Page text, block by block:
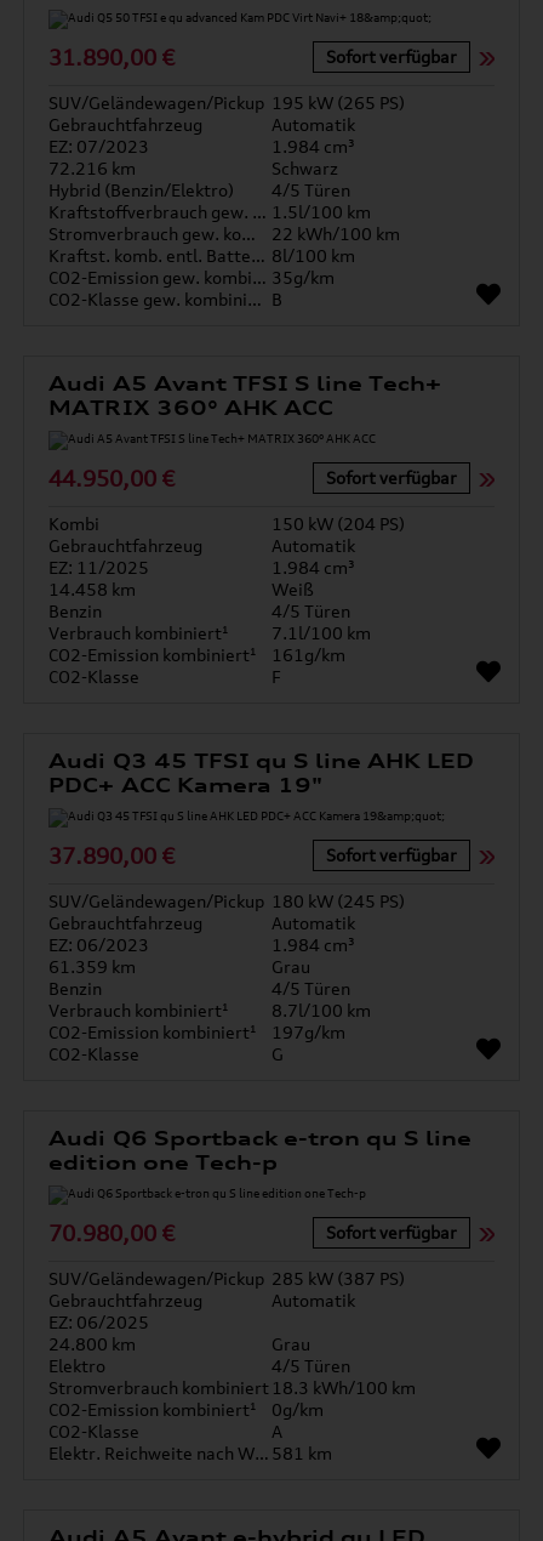
31.890,00 € Sofort verfügbar
SUV/Geländewagen/Pickup 195 kW (265 PS)
Gebrauchtfahrzeug
Automatik
EZ: 07/2023
1.984 cm³
72.216 km
Schwarz
Hybrid (Benzin/Elektro)
4/5 Türen
Kraftstoffverbrauch gew. kombiniert 1.5l/100 km
Stromverbrauch gew. kombiniert
22 kWh/100 km
Kraftst. komb. entl. Batterie 8l/100 km
CO2-Emission gew. kombiniert 35g/km
CO2-Klasse gew. kombiniert B
Audi A5 Avant TFSI S line Tech+
MATRIX 360° AHK ACC
44.950,00 € Sofort verfügbar
Kombi
150 kW (204 PS)
Gebrauchtfahrzeug
Automatik
EZ: 11/2025
1.984 cm³
14.458 km
Weiß
Benzin
4/5 Türen
Verbrauch kombiniert¹
7.1l/100 km
CO2-Emission kombiniert¹
161g/km
CO2-Klasse
F
Audi Q3 45 TFSI qu S line AHK LED
PDC+ ACC Kamera 19"
37.890,00 € Sofort verfügbar
SUV/Geländewagen/Pickup 180 kW (245 PS)
Gebrauchtfahrzeug
Automatik
EZ: 06/2023
1.984 cm³
61.359 km
Grau
Benzin
4/5 Türen
Verbrauch kombiniert¹
8.7l/100 km
CO2-Emission kombiniert¹
197g/km
CO2-Klasse
G
Audi Q6 Sportback e-tron qu S line
edition one Tech-p
70.980,00 € Sofort verfügbar
SUV/Geländewagen/Pickup 285 kW (387 PS)
Gebrauchtfahrzeug
Automatik
EZ: 06/2025
24.800 km
Grau
Elektro
4/5 Türen
Stromverbrauch kombiniert 18.3 kWh/100 km
CO2-Emission kombiniert¹
0g/km
CO2-Klasse
A
Elektr. Reichweite nach WLTP* 581 km